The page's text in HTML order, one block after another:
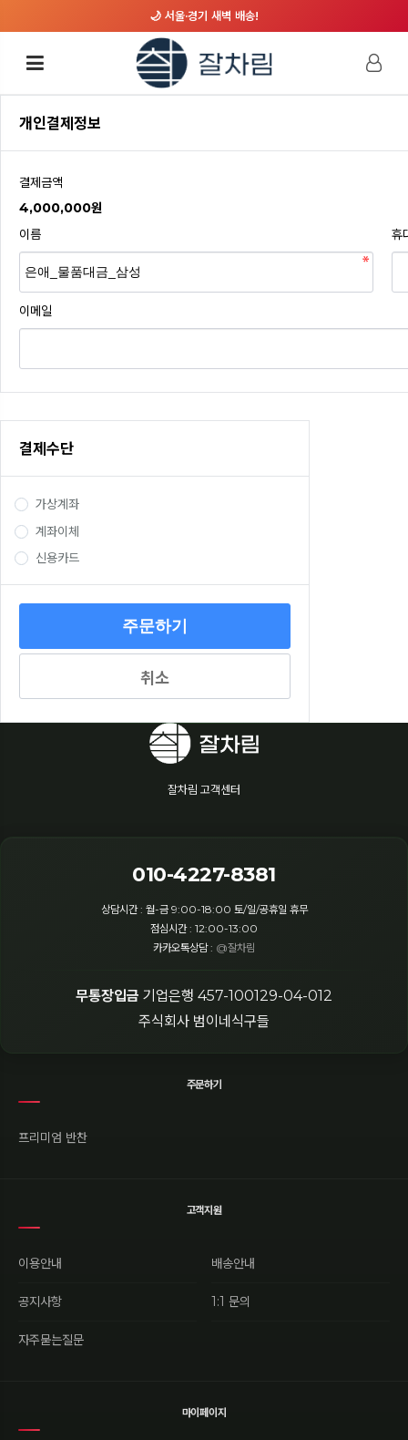
🌙 서울·경기 새벽 배송!
개인결제정보
결제금액
4,000,000원
이름
휴
이메일
결제수단
가상계좌
계좌이체
신용카드
취소
잘차림 고객센터
010-4227-8381
상담시간 : 월-금 9:00-18:00 토/일/공휴일 휴무
점심시간 : 12:00-13:00
카카오톡상담 : @잘차림
무통장입금 기업은행 457-100129-04-012
주식회사 범이네식구들
주문하기
프리미엄 반찬
고객지원
이용안내 배송안내
공지사항 1:1 문의
자주묻는질문
마이페이지